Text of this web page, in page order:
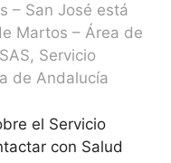
– San José está
Martos – Área de
Servicio
de Andalucía
el Servicio
con Salud